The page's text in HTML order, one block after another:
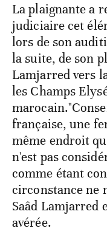
La plaignante a
judiciaire cet
lors de son
la suite, de son
Lamjarred vers
les Champs
française, une
même endroit
n'est pas
comme étant
circonstance ne
Saâd Lamjarred
avérée.